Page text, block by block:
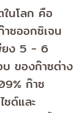
นโลก คือ
ซออกซิเจน
ยง5 - 6
บ ของก๊าซต่าง
ก๊าซ
ซด์และ